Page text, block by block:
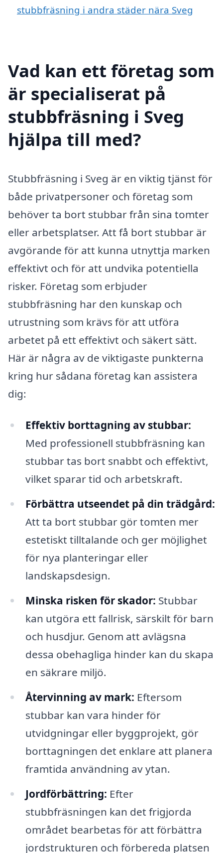
stubbfräsning i andra städer nära Sveg
Vad kan ett företag som
är specialiserat på
stubbfräsning i Sveg
hjälpa till med?
Stubbfräsning i Sveg är en viktig tjänst för
både privatpersoner och företag som
behöver ta bort stubbar från sina tomter
eller arbetsplatser. Att få bort stubbar är
avgörande för att kunna utnyttja marken
effektivt och för att undvika potentiella
risker. Företag som erbjuder
stubbfräsning har den kunskap och
utrustning som krävs för att utföra
arbetet på ett effektivt och säkert sätt.
Här är några av de viktigaste punkterna
kring hur sådana företag kan assistera
dig:
Effektiv borttagning av stubbar:
Med professionell stubbfräsning kan
stubbar tas bort snabbt och effektivt,
vilket sparar tid och arbetskraft.
Förbättra utseendet på din trädgård:
Att ta bort stubbar gör tomten mer
estetiskt tilltalande och ger möjlighet
för nya planteringar eller
landskapsdesign.
Minska risken för skador: Stubbar
kan utgöra ett fallrisk, särskilt för barn
och husdjur. Genom att avlägsna
dessa obehagliga hinder kan du skapa
en säkrare miljö.
Återvinning av mark: Eftersom
stubbar kan vara hinder för
utvidgningar eller byggprojekt, gör
borttagningen det enklare att planera
framtida användning av ytan.
Jordförbättring: Efter
stubbfräsningen kan det frigjorda
området bearbetas för att förbättra
jordstrukturen och förbereda platsen